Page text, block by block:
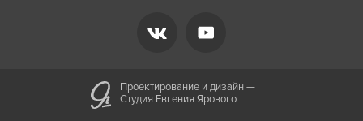
Проектирование и дизайн —
Студия Евгения Ярового